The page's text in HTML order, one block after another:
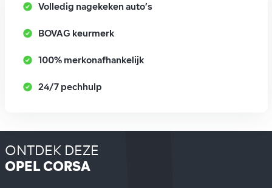
Volledig nagekeken auto’s
BOVAG keurmerk
100% merkonafhankelijk
24/7 pechhulp
ONTDEK DEZE
OPEL CORSA